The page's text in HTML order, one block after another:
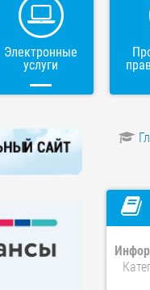
Электронные
услуги